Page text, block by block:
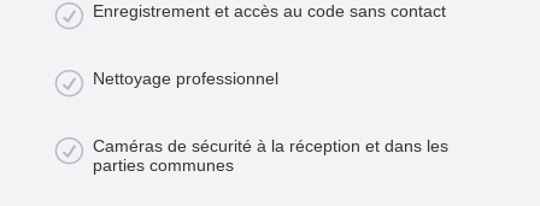
R Enregistrement et accès au code sans contact
R Nettoyage professionnel
R Caméras de sécurité à la réception et dans les
parties communes